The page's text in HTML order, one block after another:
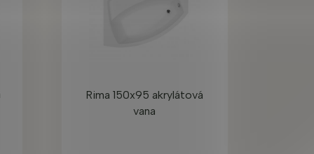
Rima 150x95 akrylátová
vana